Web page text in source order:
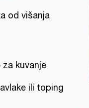
od višanja
kuvanje
ili toping